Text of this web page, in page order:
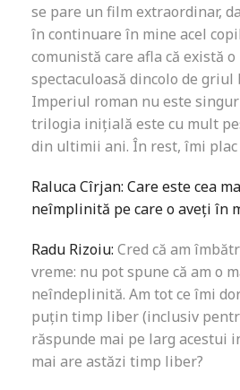
se pare un film extraordinar,
în continuare în mine acel
comunistă care afla că există o
spectaculoasă dincolo de
Imperiul roman nu este
trilogia inițială este cu mult
din ultimii ani. În rest, îmi plac
Raluca Cîrjan: Care este cea
neîmplinită pe care o aveți în
Radu Rizoiu: Cred că am
vreme: nu pot spune că am o
neîndeplinită. Am tot ce îmi
puțin timp liber (inclusiv
răspunde mai pe larg acestui
mai are astăzi timp liber?